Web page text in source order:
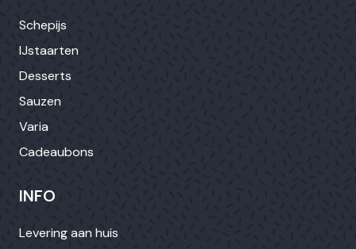
Schepijs
IJstaarten
Desserts
Sauzen
Varia
Cadeaubons
INFO
Levering aan huis